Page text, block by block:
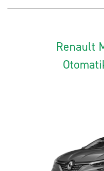
Renault